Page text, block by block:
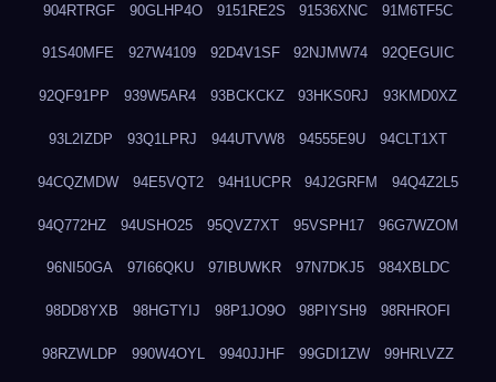
904RTRGF 90GLHP4O 9151RE2S 91536XNC 91M6TF5C
91S40MFE 927W4109 92D4V1SF 92NJMW74 92QEGUIC
92QF91PP 939W5AR4 93BCKCKZ 93HKS0RJ 93KMD0XZ
93L2IZDP 93Q1LPRJ 944UTVW8 94555E9U 94CLT1XT
94CQZMDW 94E5VQT2 94H1UCPR 94J2GRFM 94Q4Z2L5
94Q772HZ 94USHO25 95QVZ7XT 95VSPH17 96G7WZOM
96NI50GA 97I66QKU 97IBUWKR 97N7DKJ5 984XBLDC
98DD8YXB 98HGTYIJ 98P1JO9O 98PIYSH9 98RHROFI
98RZWLDP 990W4OYL 9940JJHF 99GDI1ZW 99HRLVZZ